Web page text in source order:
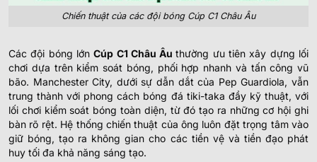
Chiến thuật của các đội bóng Cúp C1 Châu Âu
Các đội bóng lớnCúp C1 Châu Âuthường ưu tiên xây dựng lối
chơi dựa trên kiểm soát bóng, phối hợp nhanh và tấn công vũ
bão. Manchester City, dưới sự dẫn dắt của Pep Guardiola, vẫn
trung thành với phong cách bóng đá tiki-taka đầy kỹ thuật, với
lối chơi kiểm soát bóng toàn diện, từ đó tạo ra những cơ hội ghi
bàn rõ rệt. Hệ thống chiến thuật của ông luôn đặt trọng tâm vào
giữ bóng, tạo ra không gian cho các tiền vệ và tiền đạo phát
huy tối đa khả năng sáng tạo.